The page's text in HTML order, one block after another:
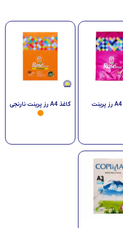
کاغذ A4 رز پرینت نارنجی